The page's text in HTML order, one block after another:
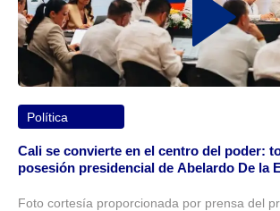
Política
Cali se convierte en el centro del poder:
posesión presidencial de Abelardo De la
Foto cortesía proporcionada por prensa del